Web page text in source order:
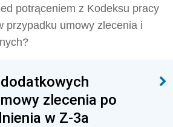
potrąceniem z Kodeksu pracy
przypadku umowy zlecenia i
zlecenia po
w Z-3a